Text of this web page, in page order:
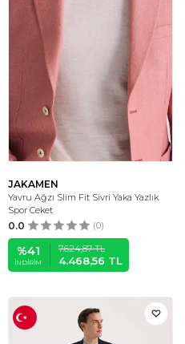
JAKAMEN
Yavru Ağzı Slim Fit Sivri Yaka Yazlık
Spor Ceket
0.0 (0)
%41
İNDIRIM
7.624,87TL
4.468,56 TL